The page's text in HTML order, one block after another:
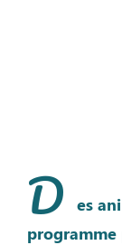
D
es
programme